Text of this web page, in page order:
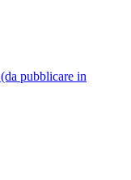
pubblicare in